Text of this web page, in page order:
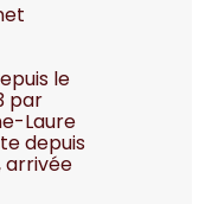
le
par
Laure
depuis
arrivée